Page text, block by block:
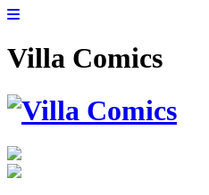
Villa Comics